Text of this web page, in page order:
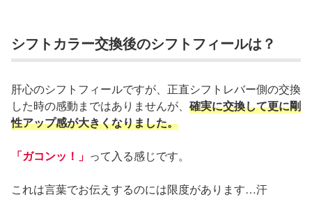
シフトカラー交換後のシフトフィールは？
肝心のシフトフィールですが、正直シフトレバー側の交換
した時の感動まではありませんが、 確実に交換して更に剛
性アップ感が大きくなりました。
「ガコンッ！」 って入る感じです。
これは言葉でお伝えするのには限度があります…汗